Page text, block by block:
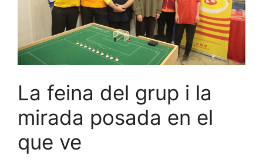
La feina del grup i la
mirada posada en el
que ve